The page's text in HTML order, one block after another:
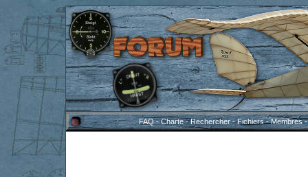
FAQ-Charte-Rechercher-Fichiers-Membres